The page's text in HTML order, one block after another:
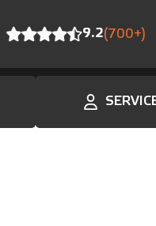
9.2(700+)